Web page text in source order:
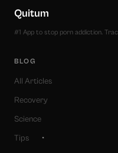
Quitum
#1 App to stop porn addiction.
BLOG
All Articles
Recovery
Science
Tips